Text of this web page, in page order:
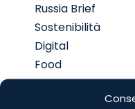
Russia Brief
Sostenibilità
Digital
Food